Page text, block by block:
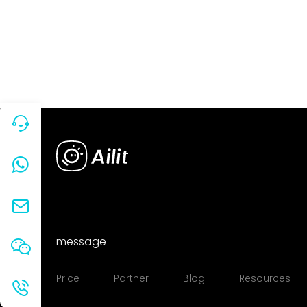
message
Price Partner Blog Resources